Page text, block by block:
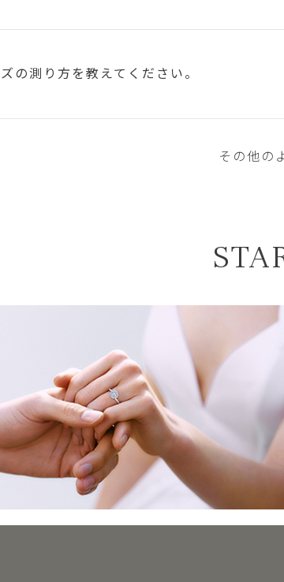
の測り方を教えてください。
その他の